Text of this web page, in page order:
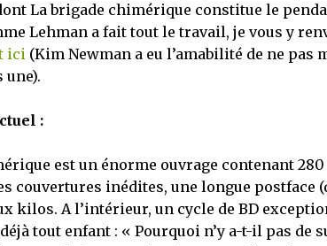
La brigade chimérique constitue le
Lehman a fait tout le travail, je vous y
ici(Kim Newman a eu l’amabilité de ne pas
une).
:
est un énorme ouvrage contenant
couvertures inédites, une longue postface
kilos. A l’intérieur, un cycle de BD
tout enfant : « Pourquoi n’y a-t-il pas de